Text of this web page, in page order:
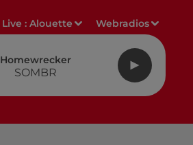
Live :Alouette Webradios
Homewrecker
SOMBR